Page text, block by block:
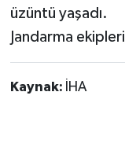
üzüntü yaşadı.
Jandarma
Kaynak: İHA